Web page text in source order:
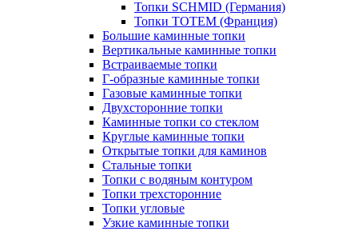
Топки SCHMID (Германия)
Топки TOTEM (Франция)
Большие каминные топки
Вертикальные каминные топки
Встраиваемые топки
Г-образные каминные топки
Газовые каминные топки
Двухсторонние топки
Каминные топки со стеклом
Круглые каминные топки
Открытые топки для каминов
Стальные топки
Топки с водяным контуром
Топки трехсторонние
Топки угловые
Узкие каминные топки